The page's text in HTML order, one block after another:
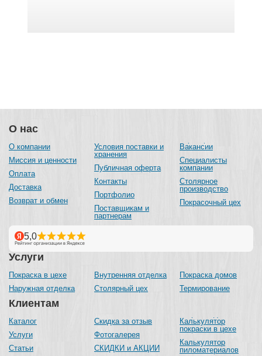
О нас
О компании
Миссия и ценности
Оплата
Доставка
Возврат и обмен
Условия поставки и
хранения
Публичная оферта
Контакты
Портфолио
Поставщикам и
партнерам
Вакансии
Специалисты
компании
Столярное
производство
Покрасочный цех
Услуги
Покраска в цехе
Наружная отделка
Внутренняя отделка
Столярный цех
Покраска домов
Термирование
Клиентам
Каталог
Услуги
Статьи
Скидка за отзыв
Фотогалерея
СКИДКИ и АКЦИИ
Калькулятор
покраски в цехе
Калькулятор
пиломатериалов